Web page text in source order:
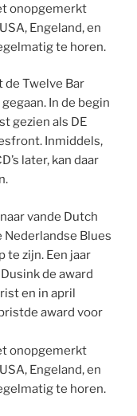
onopgemerkt
Engeland, en
te horen.
de Twelve Bar
In de begin
gezien als DE
Inmiddels,
later, kan daar
vande Dutch
Nederlandse Blues
te zijn. Een jaar
de award
en in april
award voor
onopgemerkt
Engeland, en
te horen.